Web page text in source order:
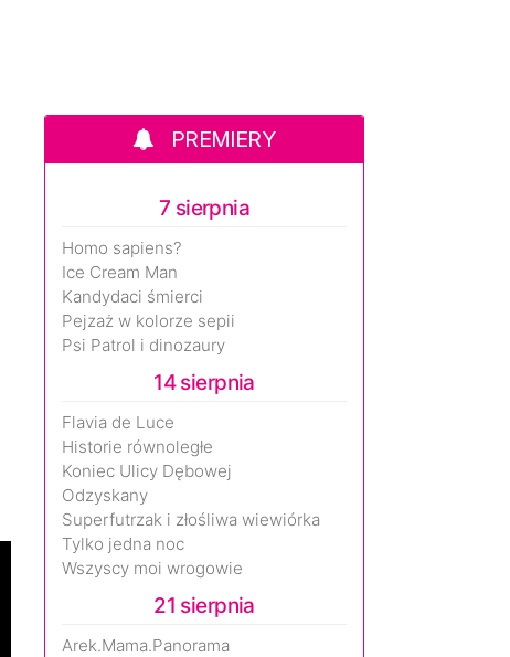
PREMIERY
7 sierpnia
Homo sapiens?
Ice Cream Man
Kandydaci śmierci
Pejzaż w kolorze sepii
Psi Patrol i dinozaury
14 sierpnia
Flavia de Luce
Historie równoległe
Koniec Ulicy Dębowej
Odzyskany
Superfutrzak i złośliwa wiewiórka
Tylko jedna noc
Wszyscy moi wrogowie
21 sierpnia
Arek.Mama.Panorama